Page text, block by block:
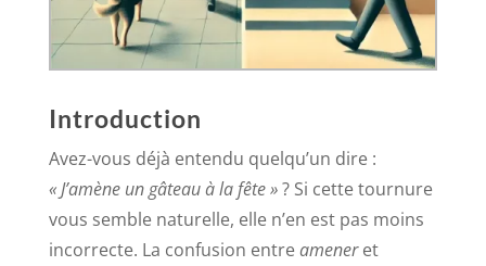
Introduction
Avez-vous déjà entendu quelqu’un dire :
« J’amène un gâteau à la fête »? Si cette tournure
vous semble naturelle, elle n’en est pas moins
incorrecte. La confusion entreameneret